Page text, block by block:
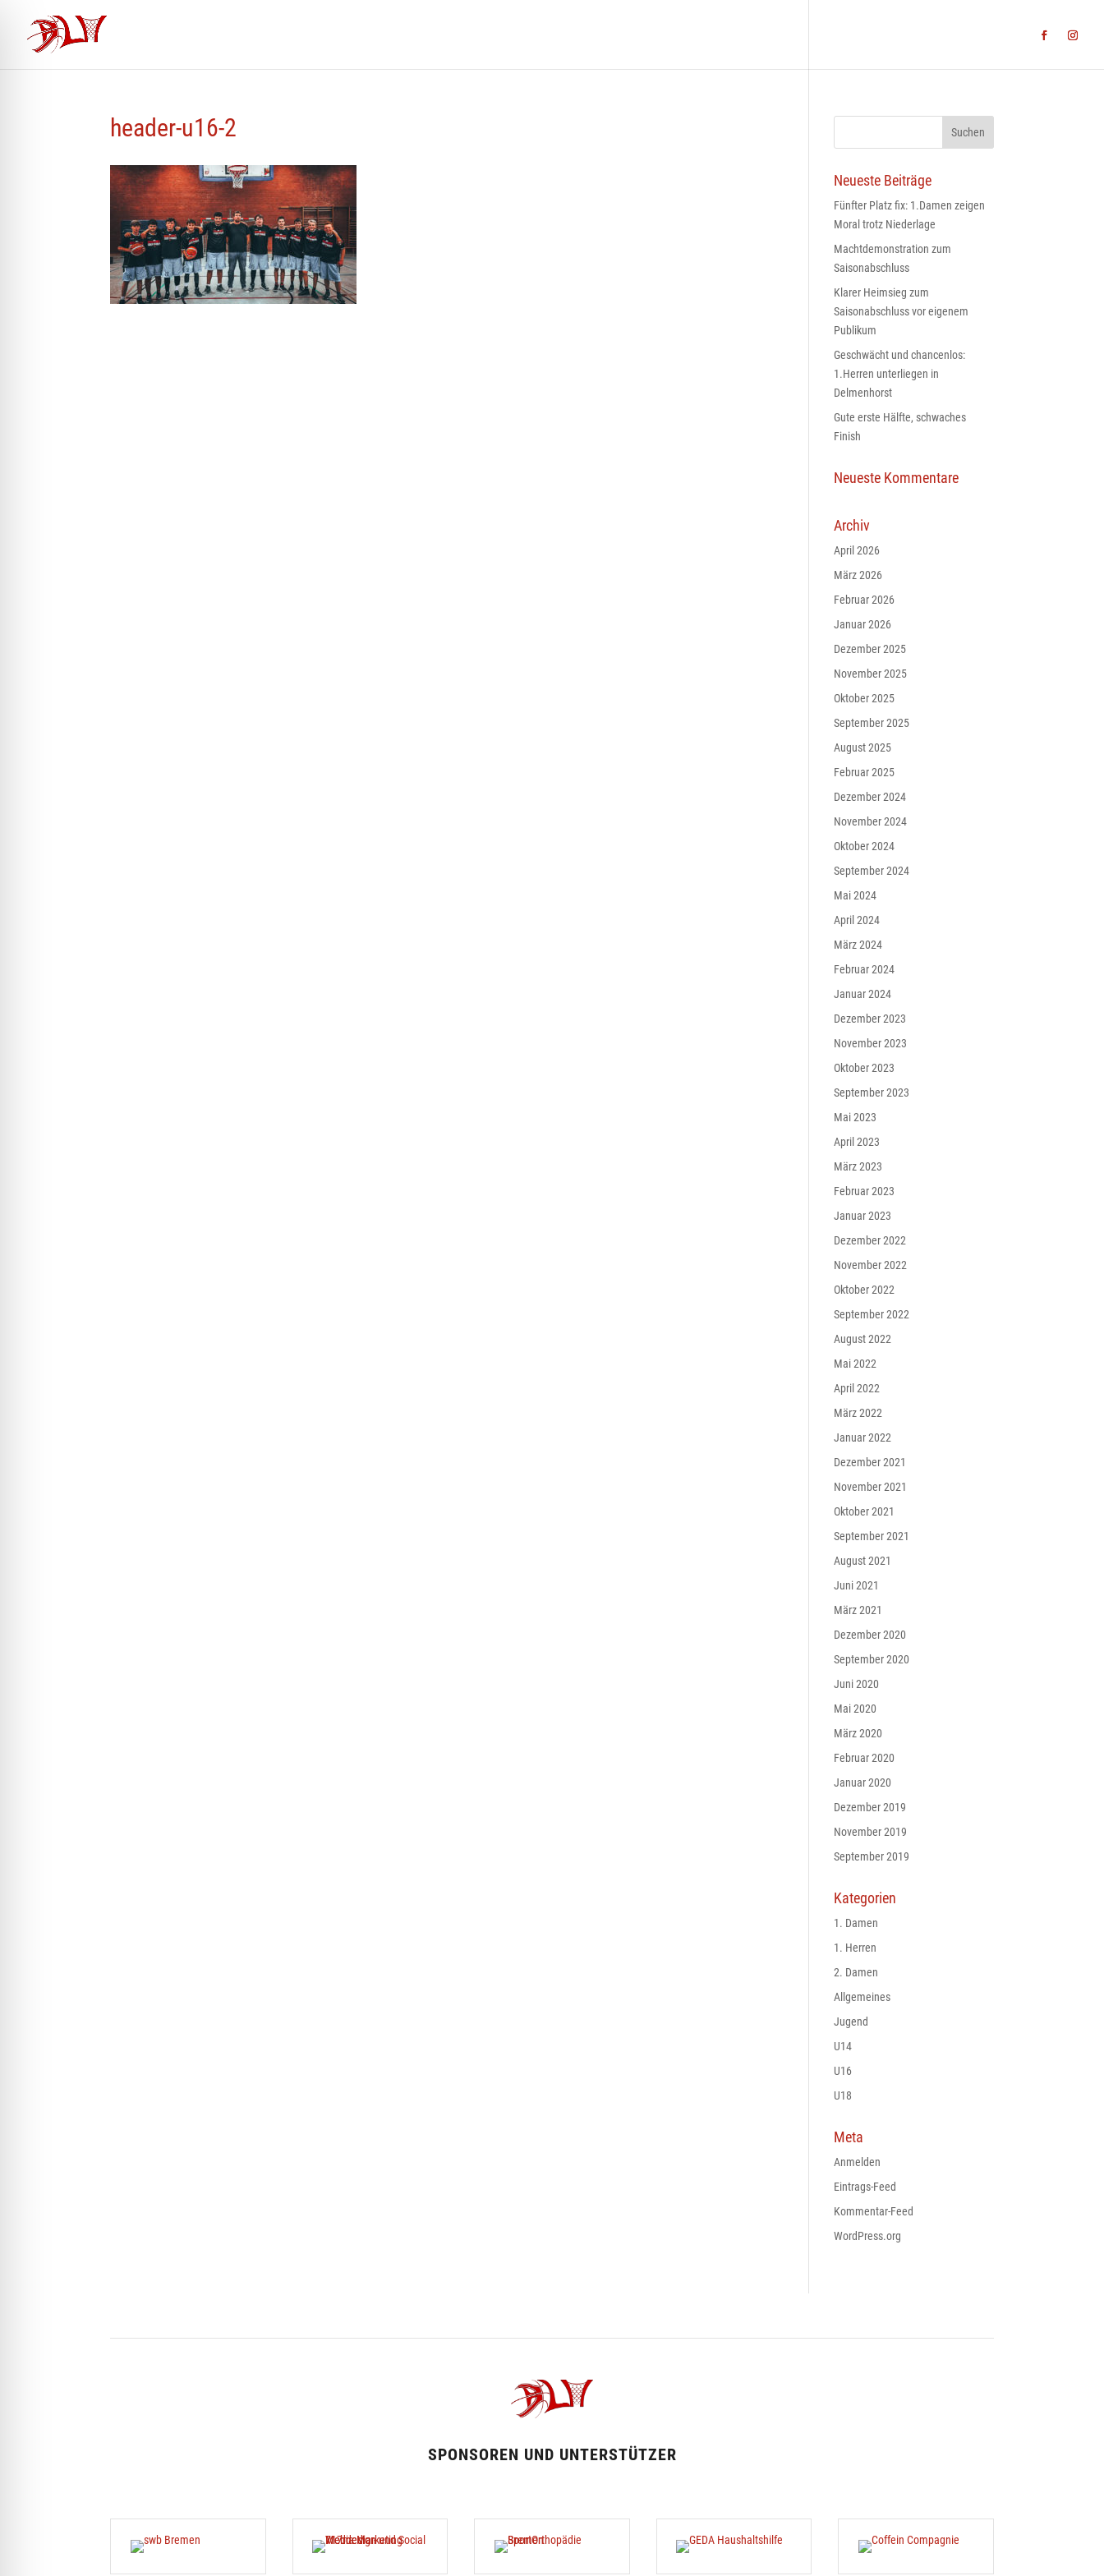
header-u16-2
Neueste Beiträge
Fünfter Platz fix: 1.Damen zeigen
Moral trotz Niederlage
Machtdemonstration zum
Saisonabschluss
Klarer Heimsieg zum
Saisonabschluss vor eigenem
Publikum
Geschwächt und chancenlos:
1.Herren unterliegen in
Delmenhorst
Gute erste Hälfte, schwaches
Finish
Neueste Kommentare
Archiv
April 2026
März 2026
Februar 2026
Januar 2026
Dezember 2025
November 2025
Oktober 2025
September 2025
August 2025
Februar 2025
Dezember 2024
November 2024
Oktober 2024
September 2024
Mai 2024
April 2024
März 2024
Februar 2024
Januar 2024
Dezember 2023
November 2023
Oktober 2023
September 2023
Mai 2023
April 2023
März 2023
Februar 2023
Januar 2023
Dezember 2022
November 2022
Oktober 2022
September 2022
August 2022
Mai 2022
April 2022
März 2022
Januar 2022
Dezember 2021
November 2021
Oktober 2021
September 2021
August 2021
Juni 2021
März 2021
Dezember 2020
September 2020
Juni 2020
Mai 2020
März 2020
Februar 2020
Januar 2020
Dezember 2019
November 2019
September 2019
Kategorien
1. Damen
1. Herren
2. Damen
Allgemeines
Jugend
U14
U16
U18
Meta
Anmelden
Eintrags-Feed
Kommentar-Feed
WordPress.org
SPONSOREN UND UNTERSTÜTZER